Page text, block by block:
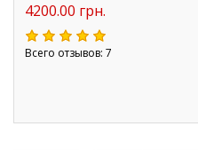
4200.00 грн.
Всего отзывов: 7